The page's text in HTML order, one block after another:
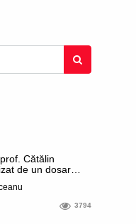
Cătălin
de un dosar
a execuție
mai imundă parte a
documente
3794